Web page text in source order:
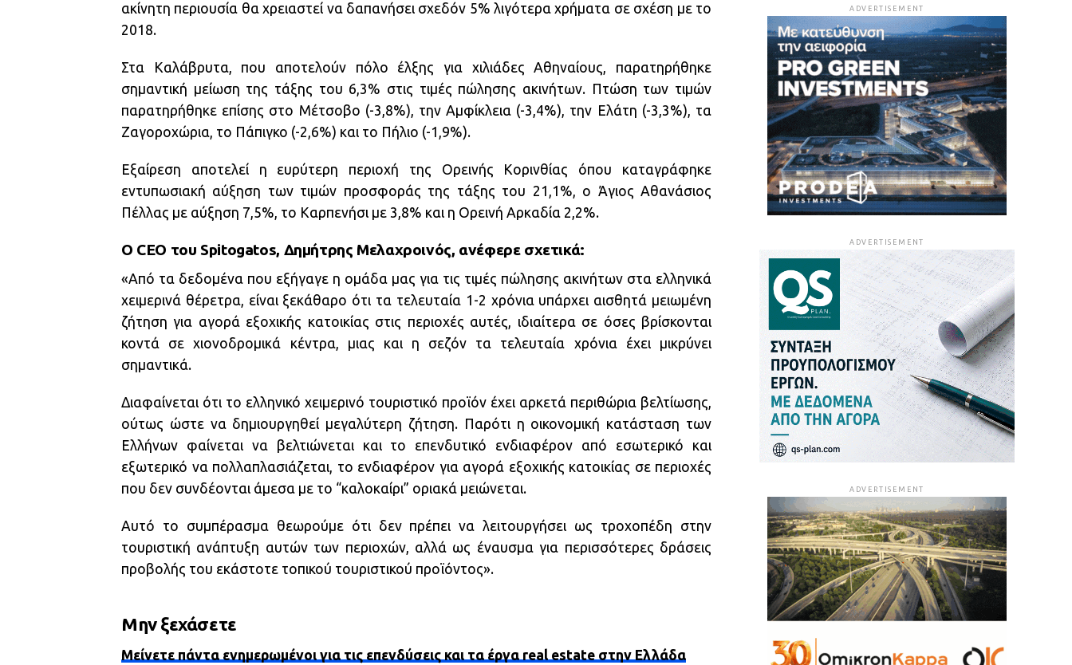
ακίνητη περιουσία θα χρειαστεί να δαπανήσει σχεδόν 5% λιγότερα χρήματα σε σχέση με το
2018.
Στα Καλάβρυτα, που αποτελούν πόλο έλξης για χιλιάδες Αθηναίους, παρατηρήθηκε
σημαντική μείωση της τάξης του 6,3% στις τιμές πώλησης ακινήτων. Πτώση των τιμών
παρατηρήθηκε επίσης στο Μέτσοβο (-3,8%), την Αμφίκλεια (-3,4%), την Ελάτη (-3,3%), τα
Ζαγοροχώρια, το Πάπιγκο (-2,6%) και το Πήλιο (-1,9%).
Εξαίρεση αποτελεί η ευρύτερη περιοχή της Ορεινής Κορινθίας όπου καταγράφηκε
εντυπωσιακή αύξηση των τιμών προσφοράς της τάξης του 21,1%, ο Άγιος Αθανάσιος
Πέλλας με αύξηση 7,5%, το Καρπενήσι με 3,8% και η Ορεινή Αρκαδία 2,2%.
Ο CEO του Spitogatos, Δημήτρης Μελαχροινός, ανέφερε σχετικά:
«Από τα δεδομένα που εξήγαγε η ομάδα μας για τις τιμές πώλησης ακινήτων στα ελληνικά
χειμερινά θέρετρα, είναι ξεκάθαρο ότι τα τελευταία 1-2 χρόνια υπάρχει αισθητά μειωμένη
ζήτηση για αγορά εξοχικής κατοικίας στις περιοχές αυτές, ιδιαίτερα σε όσες βρίσκονται
κοντά σε χιονοδρομικά κέντρα, μιας και η σεζόν τα τελευταία χρόνια έχει μικρύνει
σημαντικά.
Διαφαίνεται ότι το ελληνικό χειμερινό τουριστικό προϊόν έχει αρκετά περιθώρια βελτίωσης,
ούτως ώστε να δημιουργηθεί μεγαλύτερη ζήτηση. Παρότι η οικονομική κατάσταση των
Ελλήνων φαίνεται να βελτιώνεται και το επενδυτικό ενδιαφέρον από εσωτερικό και
εξωτερικό να πολλαπλασιάζεται, το ενδιαφέρον για αγορά εξοχικής κατοικίας σε περιοχές
που δεν συνδέονται άμεσα με το “καλοκαίρι” οριακά μειώνεται.
Αυτό το συμπέρασμα θεωρούμε ότι δεν πρέπει να λειτουργήσει ως τροχοπέδη στην
τουριστική ανάπτυξη αυτών των περιοχών, αλλά ως έναυσμα για περισσότερες δράσεις
προβολής του εκάστοτε τοπικού τουριστικού προϊόντος».
Μην ξεχάσετε
Μείνετε πάντα ενημερωμένοι για τις επενδύσεις και τα έργα real estate στην Ελλάδα
ADVERTISEMENT
ADVERTISEMENT
ADVERTISEMENT